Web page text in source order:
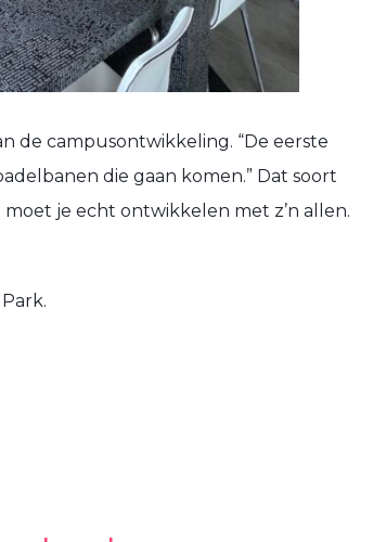
de campusontwikkeling. “De eerste
die gaan komen.” Dat soort
je echt ontwikkelen met z’n allen.